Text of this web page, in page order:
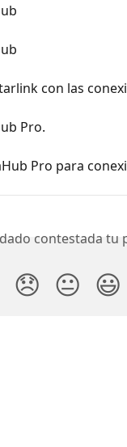
con las
Pro.
Pro para
contestada tu
😞 😐 😃